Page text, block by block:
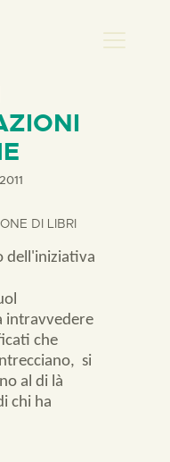
DI LIBRI
intravvedere
che
si
al di là
chi ha